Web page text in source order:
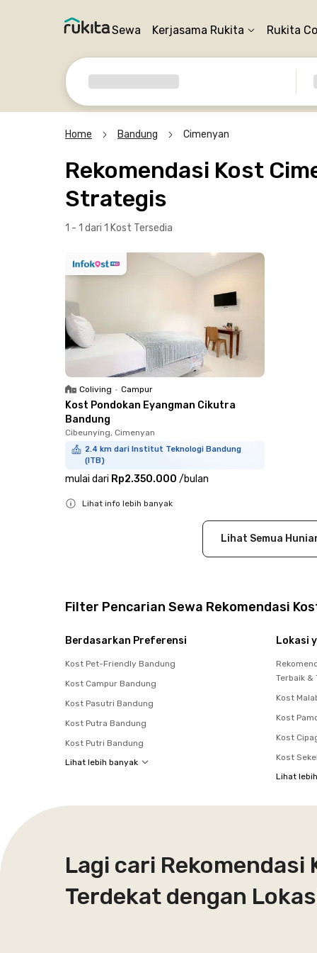
Sewa Kerjasama Rukita Rukita
Home Bandung Cimenyan
Rekomendasi Kost
Strategis
1 - 1 dari 1 Kost Tersedia
Coliving • Campur
Kost Pondokan Eyangman Cikutra
Bandung
Cibeunying, Cimenyan
2.4 km dari Institut Teknologi Bandung
(ITB)
mulai dari Rp2.350.000 /bulan
Lihat info lebih banyak
Lihat Semua
Filter Pencarian Sewa Rekomendasi
Berdasarkan Preferensi
Kost Pet-Friendly Bandung
Kost Campur Bandung
Kost Pasutri Bandung
Kost Putra Bandung
Kost Putri Bandung
Lihat lebih banyak
Lokasi
Terbaik
Kost
Kost
Kost
Kost
Lihat
Lagi cari Rekomendasi
Terdekat dengan